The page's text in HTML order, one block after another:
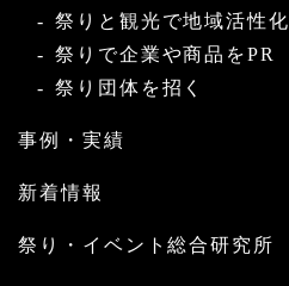
祭りと観光で地域活性化
祭りで企業や商品をPR
祭り団体を招く
事例・実績
新着情報
祭り・イベント総合研究所